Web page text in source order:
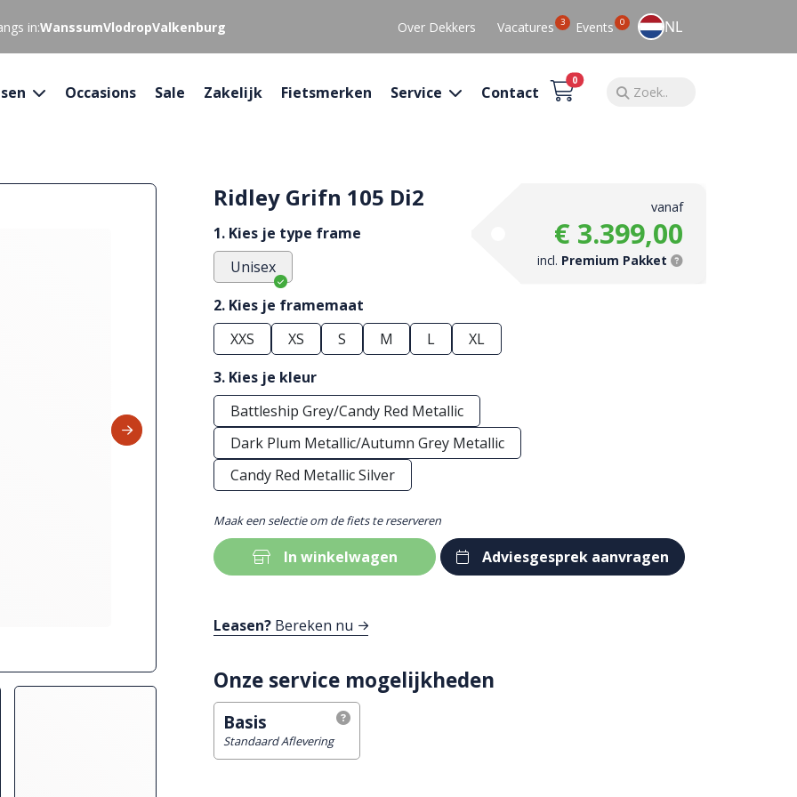
in:WanssumVlodropValkenburg Over Dekkers Vacatures 3 Events 0 NL
Occasions Sale Zakelijk Fietsmerken Service Contact
0
Ridley Grifn 105 Di2 vanaf
€ 3.399,00
incl. Premium Pakket
1. Kies je type frame
Unisex
2. Kies je framemaat
XXS
XS S M L
XL
3. Kies je kleur
Battleship Grey/Candy Red Metallic
Dark Plum Metallic/Autumn Grey Metallic
Candy Red Metallic Silver
Maak een selectie om de fiets te reserveren
In winkelwagen Adviesgesprek aanvragen
Leasen? Bereken nu
Onze service mogelijkheden
Basis
Standaard Aflevering